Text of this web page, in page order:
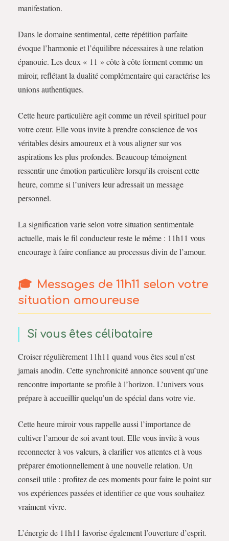
manifestation.
Dans le domaine sentimental, cette répétition parfaite
évoque l’harmonie et l’équilibre nécessaires à une relation
épanouie. Les deux « 11 » côte à côte forment comme un
miroir, reflétant la dualité complémentaire qui caractérise les
unions authentiques.
Cette heure particulière agit comme un réveil spirituel pour
votre cœur. Elle vous invite à prendre conscience de vos
véritables désirs amoureux et à vous aligner sur vos
aspirations les plus profondes. Beaucoup témoignent
ressentir une émotion particulière lorsqu’ils croisent cette
heure, comme si l’univers leur adressait un message
personnel.
La signification varie selon votre situation sentimentale
actuelle, mais le fil conducteur reste le même : 11h11 vous
encourage à faire confiance au processus divin de l’amour.
Messages de 11h11 selon votre
situation amoureuse
Si vous êtes célibataire
Croiser régulièrement 11h11 quand vous êtes seul n’est
jamais anodin. Cette synchronicité annonce souvent qu’une
rencontre importante se profile à l’horizon. L’univers vous
prépare à accueillir quelqu’un de spécial dans votre vie.
Cette heure miroir vous rappelle aussi l’importance de
cultiver l’amour de soi avant tout. Elle vous invite à vous
reconnecter à vos valeurs, à clarifier vos attentes et à vous
préparer émotionnellement à une nouvelle relation. Un
conseil utile : profitez de ces moments pour faire le point sur
vos expériences passées et identifier ce que vous souhaitez
vraiment vivre.
L’énergie de 11h11 favorise également l’ouverture d’esprit.